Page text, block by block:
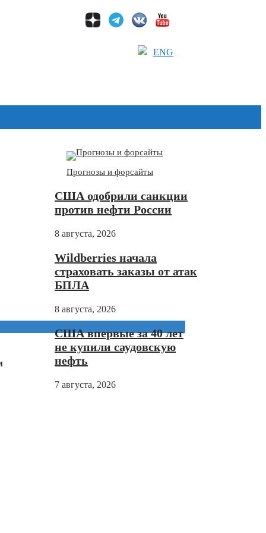
ENG
Прогнозы и форсайты
США одобрили санкции
против нефти России
8 августа, 2026
Wildberries начала
страховать заказы от атак
БПЛА
8 августа, 2026
США впервые за 40 лет
не купили саудовскую
нефть
7 августа, 2026